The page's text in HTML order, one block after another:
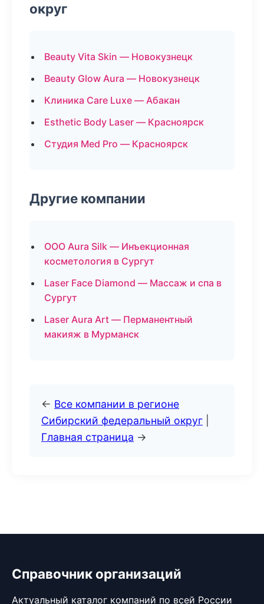
округ
Beauty Vita Skin — Новокузнецк
Beauty Glow Aura — Новокузнецк
Клиника Care Luxe — Абакан
Esthetic Body Laser — Красноярск
Студия Med Pro — Красноярск
Другие компании
ООО Aura Silk — Инъекционная
косметология в Сургут
Laser Face Diamond — Массаж и спа в
Сургут
Laser Aura Art — Перманентный
макияж в Мурманск
← Все компании в регионе
Сибирский федеральный округ
Главная страница →
Справочник организаций
Актуальный каталог компаний по всей России